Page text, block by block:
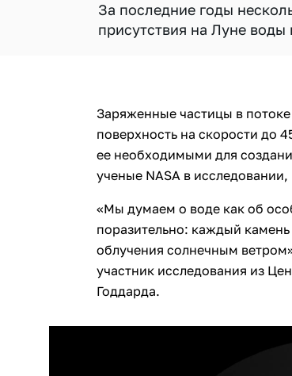
За последние годы
присутствия на Луне
Заряженные частицы в
поверхность на скорости до
ее необходимыми для
ученые NASA в
«Мы думаем о воде как об
поразительно: каждый
облучения солнечным
участник исследования из
Годдарда.